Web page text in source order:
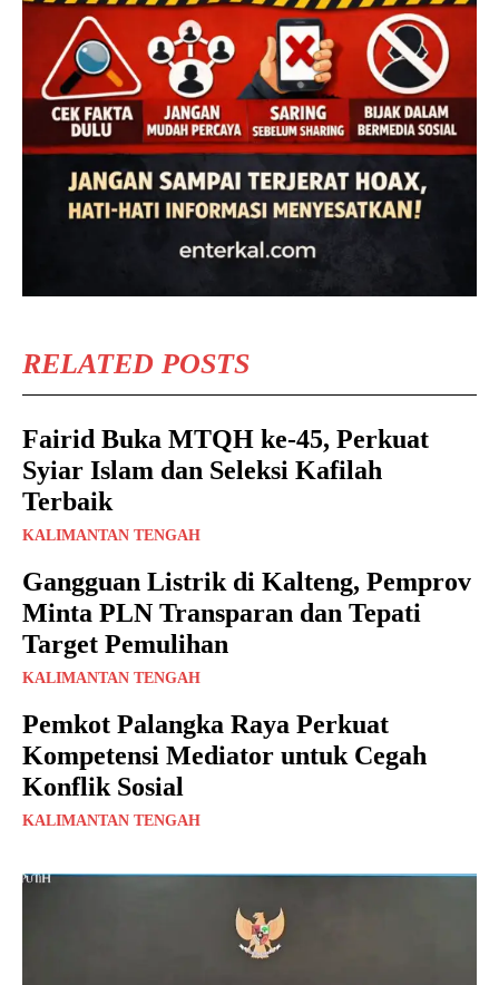
RELATED POSTS
Fairid Buka MTQH ke-45, Perkuat
Syiar Islam dan Seleksi Kafilah
Terbaik
KALIMANTAN TENGAH
Gangguan Listrik di Kalteng, Pemprov
Minta PLN Transparan dan Tepati
Target Pemulihan
KALIMANTAN TENGAH
Pemkot Palangka Raya Perkuat
Kompetensi Mediator untuk Cegah
Konflik Sosial
KALIMANTAN TENGAH